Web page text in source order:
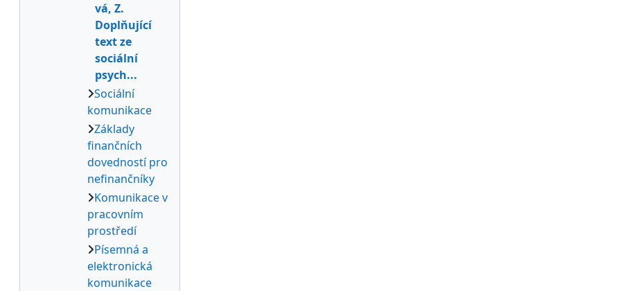
vá, Z.
Doplňující
text ze
sociální
psych...
Sociální
komunikace
Základy
finančních
dovedností pro
nefinančníky
Komunikace v
pracovním
prostředí
Písemná a
elektronická
komunikace